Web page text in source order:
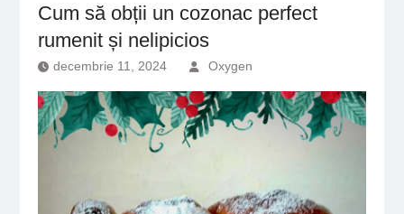
Cum să obții un cozonac perfect
rumenit și nelipicios
decembrie 11, 2024 Oxygen